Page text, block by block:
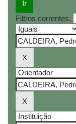
Filtros correntes: